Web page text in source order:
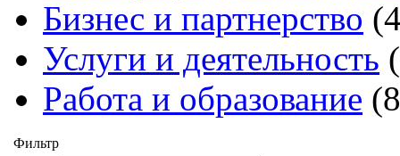
Бизнес и партнерство
Услуги и деятельность
Работа и образование
Фильтр